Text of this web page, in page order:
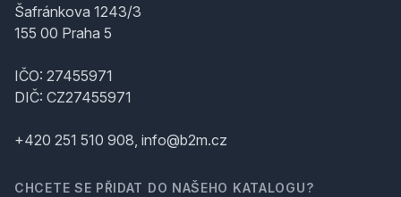
Šafránkova 1243/3
155 00 Praha 5
IČO: 27455971
DIČ: CZ27455971
+420 251 510 908, info@b2m.cz
CHCETE SE PŘIDAT DO NAŠEHO KATALOGU?